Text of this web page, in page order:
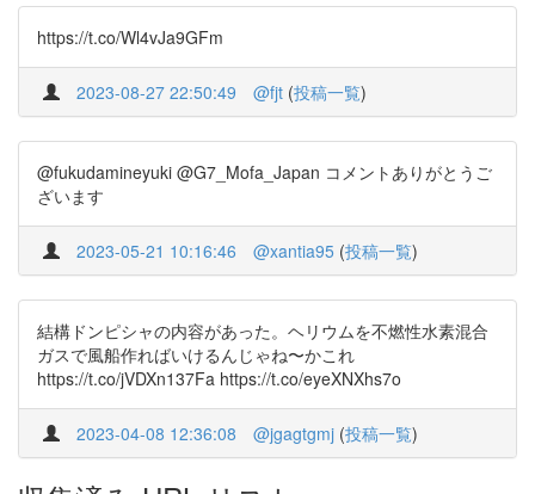
https://t.co/Wl4vJa9GFm
2023-08-27 22:50:49 @fjt (投稿一覧)
@fukudamineyuki @G7_Mofa_Japan コメントありがとうご
ざいます
2023-05-21 10:16:46 @xantia95 (投稿一覧)
結構ドンピシャの内容があった。ヘリウムを不燃性水素混合
ガスで風船作ればいけるんじゃね〜かこれ
https://t.co/jVDXn137Fa https://t.co/eyeXNXhs7o
2023-04-08 12:36:08 @jgagtgmj (投稿一覧)